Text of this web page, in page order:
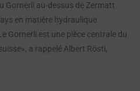
Gornerli au-dessus de Zermatt
en matière hydraulique
Gornerli est une pièce centrale du
a rappelé Albert Rösti,